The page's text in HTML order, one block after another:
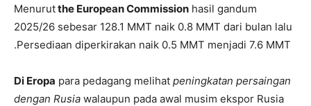
Menurutthe European Commission hasil gandum
2025/26 sebesar 128.1 MMT naik 0.8 MMT dari bulan lalu
.Persediaan diperkirakan naik 0.5 MMT menjadi 7.6 MMT
Di Eropa para pedagang melihat peningkatan persaingan
dengan Rusia walaupun pada awal musim ekspor Rusia